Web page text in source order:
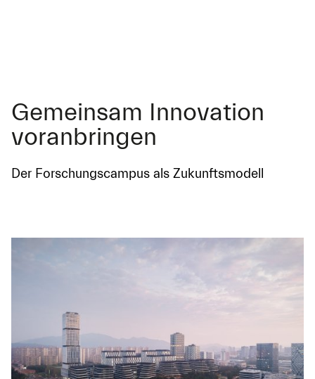
Gemeinsam Innovation
voranbringen
Der Forschungscampus als Zukunftsmodell